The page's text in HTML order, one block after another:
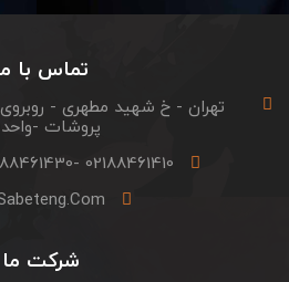
تماس با
تهران - خ شهید مطهری -
پروشات -واحد 18
02188461410 -09123004301-02188461430
شرکت ما